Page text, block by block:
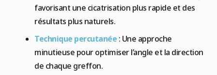
favorisant une cicatrisation plus rapide et des
résultats plus naturels.
Technique percutanée : Une approche
minutieuse pour optimiser l’angle et la direction
de chaque greffon.